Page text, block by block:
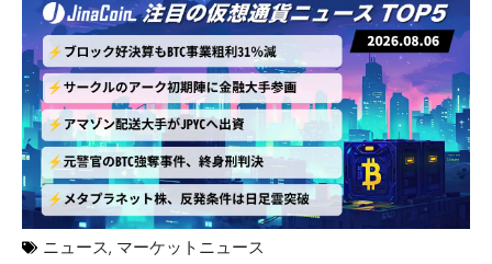
ニュース, マーケットニュース